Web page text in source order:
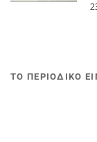
ΤΟ ΠΕΡΙΟΔΙΚΟ